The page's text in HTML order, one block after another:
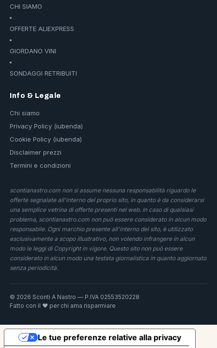
CHI SIAMO
OFFERTE ALIEXPRESS
GIORDANO VINI
SONDAGGI RETRIBUITI
Info & Legale
Chi siamo
Privacy Policy (iubenda)
Cookie Policy (iubenda)
Disclaimer prezzi
Termini e condizioni
scontianastro.com non si assume nessuna responsabilità riguardo le
offerte segnalate all'interno del proprio sito, in quanto è da considerarsi
una semplice vetrina di offerte presenti nel web. In caso di qualsiasi
problema, scontianastro.com non può essere considerato in alcun modo
responsabile. Ogni marchio presente all'interno del sito, è utilizzato
esclusivamente a scopo illustrativo, non volendo infrangere in alcun
modo le leggi di Copyright in vigore. Questo sito non può essere
considerato in alcun modo una testata giornalistica in quanto aggiornato
senza periodicità.
© 2026 Sconti A Nastro — P.IVA 02553520228
Fatto con il ❤️ per chi ama risparmiare
Le tue preferenze relative alla privacy